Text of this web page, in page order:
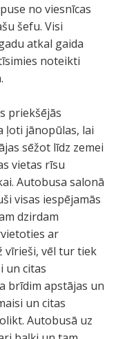
no viesnīcas
šefu. Visi
atkal gaida
noteikti
priekšējās
ļoti jānopūlas, lai
sēžot līdz zemei
vietas rīsu
Autobusa salonā
visas iespējamās
dzirdam
ar
vīrieši, vēl tur tiek
un citas
brīdim apstājas un
un citas
Autobusā uz